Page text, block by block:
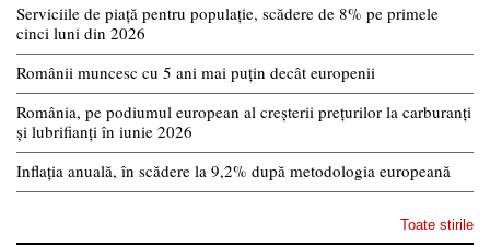
Serviciile de piață pentru populație, scădere de 8% pe primele
cinci luni din 2026
Românii muncesc cu 5 ani mai puțin decât europenii
România, pe podiumul european al creșterii prețurilor la carburanți
și lubrifianți în iunie 2026
Inflația anuală, în scădere la 9,2% după metodologia europeană
Toate stirile